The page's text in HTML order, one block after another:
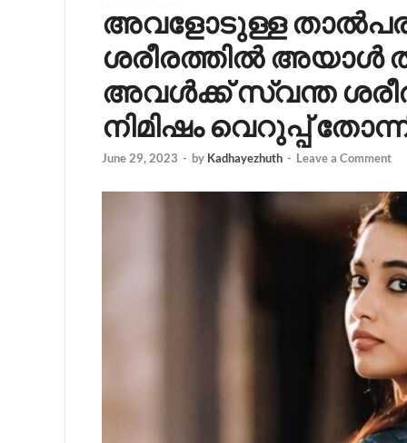
അവളോടുള്ള
ശരീരത്തിൽ അയാൾ
അവൾക്ക് സ്വന്ത
നിമിഷം വെറുപ്പ്
June 29, 2023 - by Kadhayezhuth - Leave a Comment